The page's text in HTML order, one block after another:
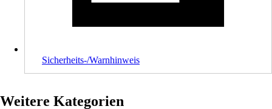
Sicherheits-/Warnhinweis
Weitere Kategorien